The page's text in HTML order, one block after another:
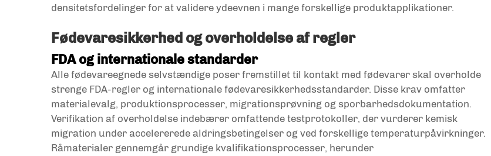
densitetsfordelinger for at validere ydeevnen i mange forskellige produktapplikationer.
Fødevaresikkerhed og overholdelse af regler
FDA og internationale standarder
Alle fødevareegnede selvstændige poser fremstillet til kontakt med fødevarer skal overholde
strenge FDA-regler og internationale fødevaresikkerhedsstandarder. Disse krav omfatter
materialevalg, produktionsprocesser, migrationsprøvning og sporbarhedsdokumentation.
Verifikation af overholdelse indebærer omfattende testprotokoller, der vurderer kemisk
migration under accelererede aldringsbetingelser og ved forskellige temperaturpåvirkninger.
Råmaterialer gennemgår grundige kvalifikationsprocesser, herunder